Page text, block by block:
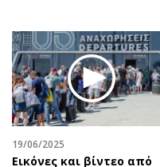
19/06/2025
Εικόνες και βίντεο από